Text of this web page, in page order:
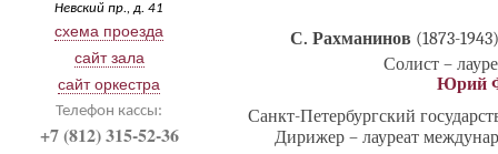
Невский пр., д. 41
схема проезда
сайт зала
сайт оркестра
Телефон кассы:
+7 (812) 315-52-36
С. Рахманинов (1873-
Солист –
Юрий
Санкт-Петербургский
Дирижер – лауреат